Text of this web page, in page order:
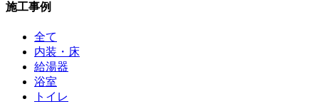
施工事例
全て
内装・床
給湯器
浴室
トイレ